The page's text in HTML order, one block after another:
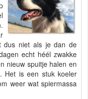
dus niet als je dan de
echt héél zwakke
nieuw spuitje halen en
Het is een stuk koeler
weer wat spiermassa